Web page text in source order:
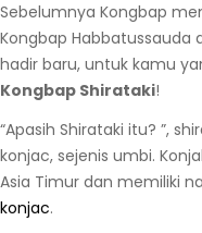
Sebelumnya Kongbap
Kongbap Habbatussauda
hadir baru, untuk kamu
Kongbap Shirataki!
“Apasih Shirataki itu? ”,
konjac, sejenis umbi.
Asia Timur dan memiliki
konjac.